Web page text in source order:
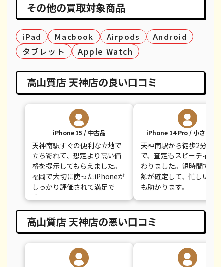
iPhone 8 Plus
iPhone 7
都度見積(非公開)
都度見積(非公開) ¥7,800
その他の買取対象商品
iPad Macbook Airpods
Android
タブレット
Apple Watch
高山質店 天神店の良い口コミ
iPhone 15 / 中古品
天神南駅すぐの便利な立地で
立ち寄れて、想定より高い価
格を提示してもらえました。
福岡で大切に使ったiPhoneが
しっかり評価されて満足で
す。
iPhone 14 Pro / 小さい傷
天神南駅から徒歩2分の
で、査定もスピーディー
わりました。短時間で買
額が確定して、忙しい合
も助かります。
高山質店 天神店の悪い口コミ